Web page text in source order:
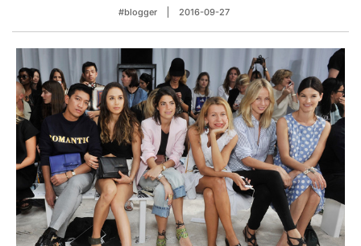
#blogger 2016-09-27